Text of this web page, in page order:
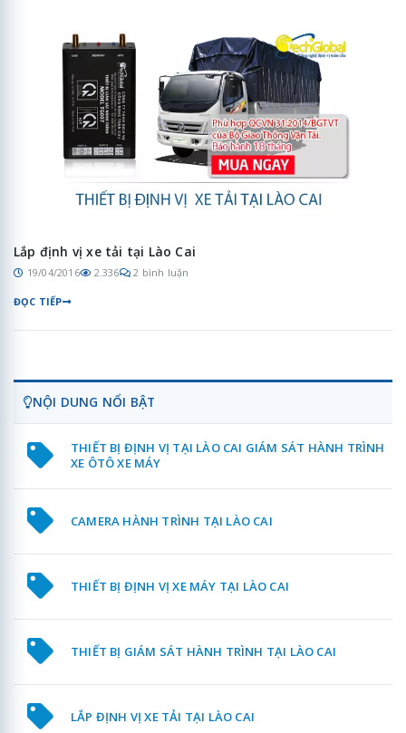
Lắp định vị xe tải tại Lào Cai
19/04/2016 2.336 2 bình luận
ĐỌC TIẾP
NỘI DUNG NỔI BẬT
THIẾT BỊ ĐỊNH VỊ TẠI LÀO CAI GIÁM SÁT HÀNH TRÌNH
XE ÔTÔ XE MÁY
CAMERA HÀNH TRÌNH TẠI LÀO CAI
THIẾT BỊ ĐỊNH VỊ XE MÁY TẠI LÀO CAI
THIẾT BỊ GIÁM SÁT HÀNH TRÌNH TẠI LÀO CAI
LẮP ĐỊNH VỊ XE TẢI TẠI LÀO CAI